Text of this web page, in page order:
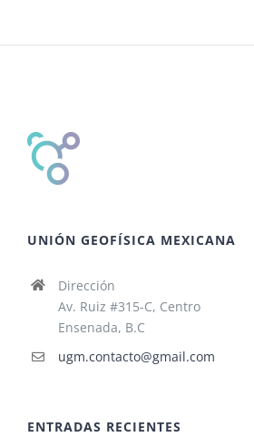
UNIÓN GEOFÍSICA MEXICANA
Dirección
Av. Ruiz #315-C, Centro
Ensenada, B.C
ugm.contacto@gmail.com
ENTRADAS RECIENTES